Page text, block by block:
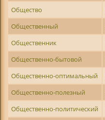
Общество
Общественный
Общественник
Общественно-бытовой
Общественно-оптимальный
Общественно-полезный
Общественно-политический